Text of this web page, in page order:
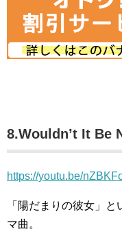
8.Wouldn’t It Be
https://youtu.be/
「陽だまりの彼女」
マ曲。